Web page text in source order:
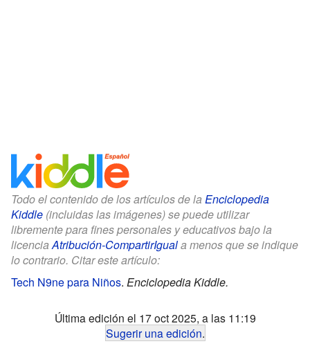
Todo el contenido de los artículos de la Enciclopedia
Kiddle (incluidas las imágenes) se puede utilizar
libremente para fines personales y educativos bajo la
licenciaAtribución-CompartirIguala menos que se indique
lo contrario. Citar este artículo:
Tech N9ne para Niños. Enciclopedia Kiddle.
Última edición el 17 oct 2025, a las 11:19
Sugerir una edición.